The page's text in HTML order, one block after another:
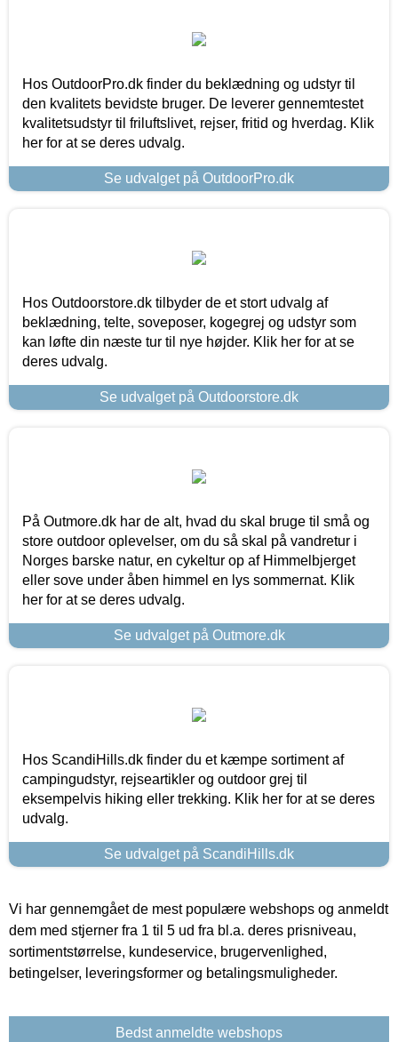
Hos OutdoorPro.dk finder du beklædning og udstyr til
den kvalitets bevidste bruger. De leverer gennemtestet
kvalitetsudstyr til friluftslivet, rejser, fritid og hverdag. Klik
her for at se deres udvalg.
Se udvalget på OutdoorPro.dk
Hos Outdoorstore.dk tilbyder de et stort udvalg af
beklædning, telte, soveposer, kogegrej og udstyr som
kan løfte din næste tur til nye højder. Klik her for at se
deres udvalg.
Se udvalget på Outdoorstore.dk
På Outmore.dk har de alt, hvad du skal bruge til små og
store outdoor oplevelser, om du så skal på vandretur i
Norges barske natur, en cykeltur op af Himmelbjerget
eller sove under åben himmel en lys sommernat. Klik
her for at se deres udvalg.
Se udvalget på Outmore.dk
Hos ScandiHills.dk finder du et kæmpe sortiment af
campingudstyr, rejseartikler og outdoor grej til
eksempelvis hiking eller trekking. Klik her for at se deres
udvalg.
Se udvalget på ScandiHills.dk
Vi har gennemgået de mest populære webshops og anmeldt
dem med stjerner fra 1 til 5 ud fra bl.a. deres prisniveau,
sortimentstørrelse, kundeservice, brugervenlighed,
betingelser, leveringsformer og betalingsmuligheder.
Bedst anmeldte webshops